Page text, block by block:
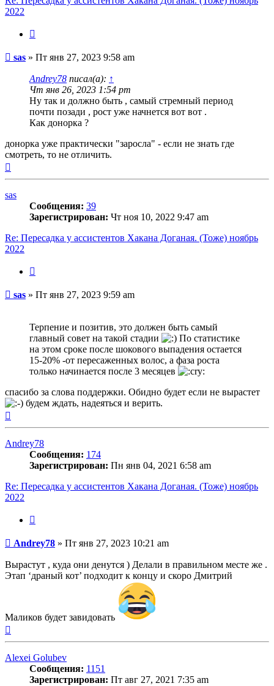
2022
Сообщение
sas » Пт янв 27, 2023 9:58 am
Andrey78 писал(а): ↑
Чт янв 26, 2023 1:54 pm
Ну так и должно быть , самый стремный период
почти позади , рост уже начнется вот вот .
Как донорка ?
донорка уже практически "заросла" - если не знать где
смотреть, то не отличить.
sas
Сообщения: 39
Зарегистрирован: Чт ноя 10, 2022 9:47 am
Re: Пересадка у ассистентов Хакана Доганая. (Тоже) ноябрь
2022
Сообщение
sas » Пт янв 27, 2023 9:59 am
Терпение и позитив, это должен быть самый
главный совет на такой стадии
По статистике
на этом сроке после шокового выпадения остается
15-20% -от пересаженных волос, а фаза роста
только начинается после 3 месяцев
спасибо за слова поддержки. Обидно будет если не вырастет
будем ждать, надеяться и верить.
Andrey78
Сообщения: 174
Зарегистрирован: Пн янв 04, 2021 6:58 am
Re: Пересадка у ассистентов Хакана Доганая. (Тоже) ноябрь
2022
Сообщение
Andrey78 » Пт янв 27, 2023 10:21 am
Вырастут , куда они денутся ) Делали в правильном месте же .
Этап ‘драный кот’ подходит к концу и скоро Дмитрий
Маликов будет завидовать
Alexei Golubev
Сообщения: 1151
Зарегистрирован: Пт авг 27, 2021 7:35 am